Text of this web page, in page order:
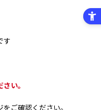
す
い。
ご確認ください。